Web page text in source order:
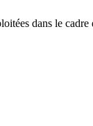
dans le